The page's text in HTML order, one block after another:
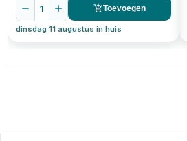
1 Toevoegen
dinsdag 11 augustus in huis